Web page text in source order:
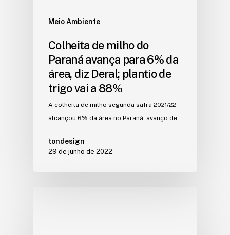
Meio Ambiente
Colheita de milho do
Paraná avança para 6% da
área, diz Deral; plantio de
trigo vai a 88%
A colheita de milho segunda safra 2021/22
alcançou 6% da área no Paraná, avanço de…
tondesign
29 de junho de 2022